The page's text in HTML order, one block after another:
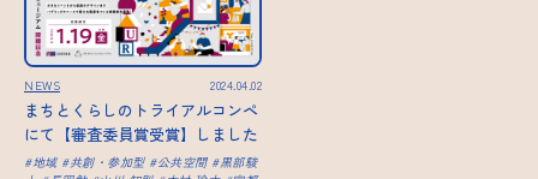
NEWS 2024.04.02
まちとくらしのトライアルコンペ
にて【審査委員賞受賞】しました
地域 共創・参加型 公共空間
黒部駿